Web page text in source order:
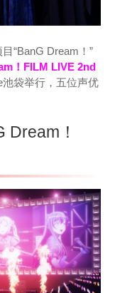
“BanG Dream！”
！FILM LIVE 2nd
池袋举行，五位声优
Dream！